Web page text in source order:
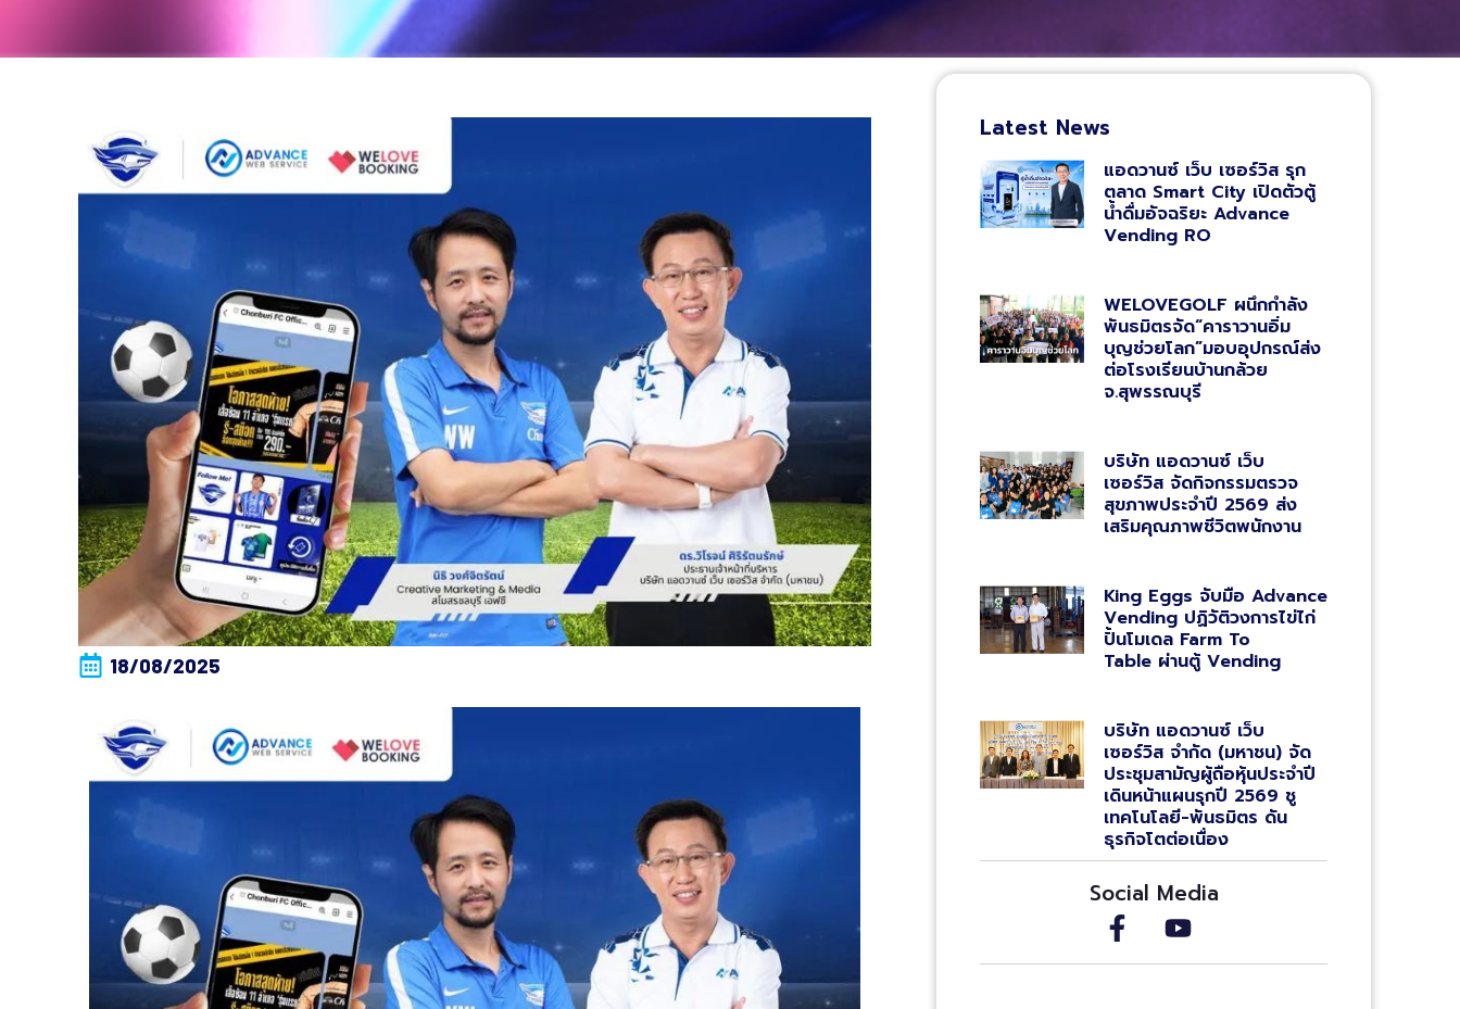
18/08/2025
Latest News
แอดวานซ์ เว็บ เซอร์วิส รุก
ตลาด Smart City เปิดตัวตู้
น้ำดื่มอัจฉริยะ Advance
Vending RO
WELOVEGOLF ผนึกกำลัง
พันธมิตรจัด“คาราวานอิ่ม
บุญช่วยโลก”มอบอุปกรณ์ส่ง
ต่อโรงเรียนบ้านกล้วย
จ.สุพรรณบุรี
บริษัท แอดวานซ์ เว็บ
เซอร์วิส จัดกิจกรรมตรวจ
สุขภาพประจำปี 2569 ส่ง
เสริมคุณภาพชีวิตพนักงาน
King Eggs จับมือ Advance
Vending ปฏิวัติวงการไข่ไก่
ปั้นโมเดล Farm To
Table ผ่านตู้ Vending
บริษัท แอดวานซ์ เว็บ
เซอร์วิส จำกัด (มหาชน) จัด
ประชุมสามัญผู้ถือหุ้นประจำปี
เดินหน้าแผนรุกปี 2569 ชู
เทคโนโลยี-พันธมิตร ดัน
ธุรกิจโตต่อเนื่อง
Social Media